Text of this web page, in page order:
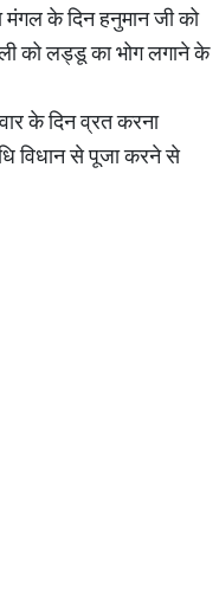
मंगल के दिन हनुमान जी को
को लड्डू का भोग लगाने के
के दिन व्रत करना
विधान से पूजा करने से